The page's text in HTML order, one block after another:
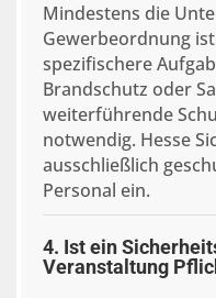
Mindestens die
Gewerbeordnung
spezifischere
Brandschutz oder
weiterführende
notwendig. Hesse
ausschließlich
Personal ein.
4. Ist ein
Veranstaltung